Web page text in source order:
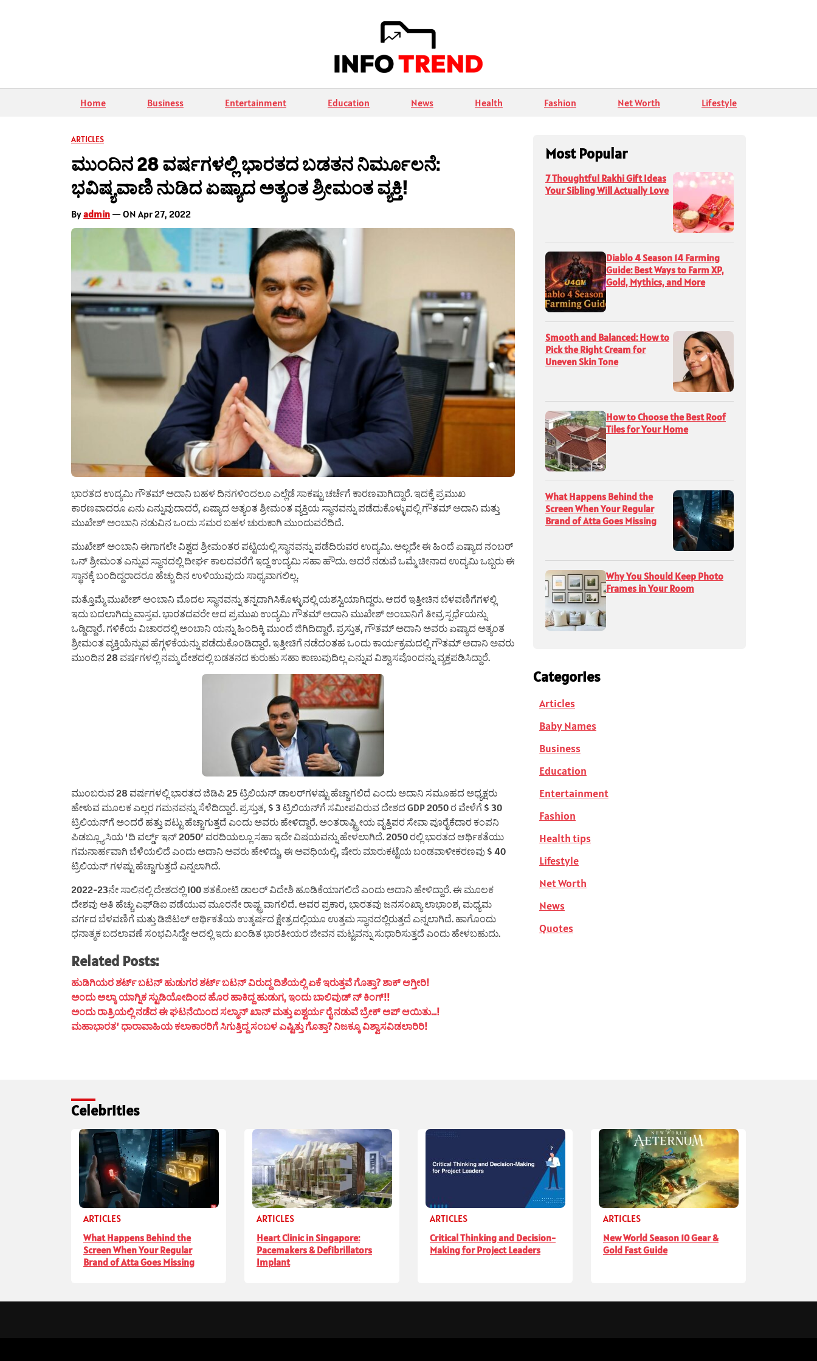
Home Business Entertainment Education News Health Fashion Net Worth Lifestyle
ARTICLES
ಮುಂದಿನ 28 ವರ್ಷಗಳಲ್ಲಿ ಭಾರತದ ಬಡತನ ನಿರ್ಮೂಲನೆ:
ಭವಿಷ್ಯವಾಣಿ ನುಡಿದ ಏಷ್ಯಾದ ಅತ್ಯಂತ ಶ್ರೀಮಂತ ವ್ಯಕ್ತಿ!
Byadmin — ON Apr 27, 2022
ಭಾರತದ ಉದ್ಯಮಿ ಗೌತಮ್ ಅದಾನಿ ಬಹಳ ದಿನಗಳಿಂದಲೂ ಎಲ್ಲೆಡೆ ಸಾಕಷ್ಟು ಚರ್ಚೆಗೆ ಕಾರಣವಾಗಿದ್ದಾರೆ. ಇದಕ್ಕೆ ಪ್ರಮುಖ
ಕಾರಣವಾದರೂ ಏನು ಎನ್ನುವುದಾದರೆ, ಏಷ್ಯಾದ ಅತ್ಯಂತ ಶ್ರೀಮಂತ ವ್ಯಕ್ತಿಯ ಸ್ಥಾನವನ್ನು ಪಡೆದುಕೊಳ್ಳುವಲ್ಲಿ ಗೌತಮ್ ಅದಾನಿ ಮತ್ತು
ಮುಖೇಶ್ ಅಂಬಾನಿ ನಡುವಿನ ಒಂದು ಸಮರ ಬಹಳ ಚುರುಕಾಗಿ ಮುಂದುವರೆದಿದೆ.
ಮುಖೇಶ್ ಅಂಬಾನಿ ಈಗಾಗಲೇ ವಿಶ್ವದ ಶ್ರೀಮಂತರ ಪಟ್ಟಿಯಲ್ಲಿ ಸ್ಥಾನವನ್ನು ಪಡೆದಿರುವರ ಉದ್ಯಮಿ. ಅಲ್ಲದೇ ಈ ಹಿಂದೆ ಏಷ್ಯಾದ ನಂಬರ್
ಒನ್ ಶ್ರೀಮಂತ ಎನ್ನುವ ಸ್ಥಾನದಲ್ಲಿ ದೀರ್ಘ ಕಾಲದವರೆಗೆ ಇದ್ದ ಉದ್ಯಮಿ ಸಹಾ ಹೌದು. ಆದರೆ ನಡುವೆ ಒಮ್ಮೆ‌‌ ಚೀನಾದ ಉದ್ಯಮಿ ಒಬ್ಬರು ಈ
ಸ್ಥಾನಕ್ಕೆ ಬಂದಿದ್ದರಾದರೂ ಹೆಚ್ಚು ದಿನ ಉಳಿಯುವುದು ಸಾಧ್ಯವಾಗಲಿಲ್ಲ.
ಮತ್ತೊಮ್ಮೆ ಮುಖೇಶ್ ಅಂಬಾನಿ ಮೊದಲ ಸ್ಥಾನವನ್ನು ತನ್ನದಾಗಿಸಿಕೊಳ್ಳುವಲ್ಲಿ ಯಶಸ್ವಿಯಾಗಿದ್ದರು. ಆದರೆ ಇತ್ತೀಚಿನ ಬೆಳವಣಿಗೆಗಳಲ್ಲಿ
ಇದು ಬದಲಾಗಿದ್ದು ವಾಸ್ತವ. ಭಾರತದವರೇ ಆದ ಪ್ರಮುಖ ಉದ್ಯಮಿ ಗೌತಮ್ ಅದಾನಿ ಮುಖೇಶ್ ಅಂಬಾನಿಗೆ ತೀವ್ರ ಸ್ಪರ್ಧೆಯನ್ನು
ಒಡ್ಡಿದ್ದಾರೆ. ಗಳಿಕೆಯ ವಿಚಾರದಲ್ಲಿ ಅಂಬಾನಿ ಯನ್ನು ಹಿಂದಿಕ್ಕಿ ಮುಂದೆ ಜಿಗಿದಿದ್ದಾರೆ. ಪ್ರಸ್ತುತ, ಗೌತಮ್ ಅದಾನಿ ಅವರು ಏಷ್ಯಾದ ಅತ್ಯಂತ
ಶ್ರೀಮಂತ ವ್ಯಕ್ತಿಯೆನ್ನುವ ಹೆಗ್ಗಳಿಕೆಯನ್ನು ಪಡೆದುಕೊಂಡಿದ್ದಾರೆ. ಇತ್ತೀಚಿಗೆ ನಡೆದಂತಹ ಒಂದು ಕಾರ್ಯಕ್ರಮದಲ್ಲಿ ಗೌತಮ್ ಅದಾನಿ ಅವರು
ಮುಂದಿನ 28 ವರ್ಷಗಳಲ್ಲಿ ನಮ್ಮ ದೇಶದಲ್ಲಿ ಬಡತನದ ಕುರುಹು ಸಹಾ ಕಾಣುವುದಿಲ್ಲ ಎನ್ನುವ ವಿಶ್ವಾಸವೊಂದನ್ನು ವ್ಯಕ್ತಪಡಿಸಿದ್ದಾರೆ.
ಮುಂಬರುವ 28 ವರ್ಷಗಳಲ್ಲಿ ಭಾರತದ ಜಿಡಿಪಿ 25 ಟ್ರಿಲಿಯನ್ ಡಾಲರ್‌ಗಳಷ್ಟು ಹೆಚ್ಚಾಗಲಿದೆ ಎಂದು ಅದಾನಿ ಸಮೂಹದ ಅಧ್ಯಕ್ಷರು
ಹೇಳುವ ಮೂಲಕ ಎಲ್ಲರ ಗಮನವನ್ನು ಸೆಳೆದಿದ್ದಾರೆ. ಪ್ರಸ್ತುತ, $ 3 ಟ್ರಿಲಿಯನ್‌ಗೆ ಸಮೀಪವಿರುವ ದೇಶದ GDP 2050 ರ ವೇಳೆಗೆ $ 30
ಟ್ರಿಲಿಯನ್‌ಗೆ ಅಂದರೆ ಹತ್ತು ಪಟ್ಟು ಹೆಚ್ಚಾಗುತ್ತದೆ ಎಂದು ಅವರು ಹೇಳಿದ್ದಾರೆ. ಅಂತರಾಷ್ಟ್ರೀಯ ವೃತ್ತಿಪರ ಸೇವಾ ಪೂರೈಕೆದಾರ ಕಂಪನಿ
ಪಿಡಬ್ಲ್ಯೂಸಿಯ ‘ದಿ ವರ್ಲ್ಡ್ ಇನ್ 2050’ ವರದಿಯಲ್ಲೂ ಸಹಾ ಇದೇ ವಿಷಯವನ್ನು ಹೇಳಲಾಗಿದೆ. 2050 ರಲ್ಲಿ ಭಾರತದ ಆರ್ಥಿಕತೆಯು
ಗಮನಾರ್ಹವಾಗಿ ಬೆಳೆಯಲಿದೆ ಎಂದು ಅದಾನಿ ಅವರು ಹೇಳಿದ್ದು, ಈ ಅವಧಿಯಲ್ಲಿ, ಷೇರು ಮಾರುಕಟ್ಟೆಯ ಬಂಡವಾಳೀಕರಣವು $ 40
ಟ್ರಿಲಿಯನ್ ಗಳಷ್ಟು ಹೆಚ್ಚಾಗುತ್ತದೆ ಎನ್ನಲಾಗಿದೆ.
2022-23ನೇ ಸಾಲಿನಲ್ಲಿ ದೇಶದಲ್ಲಿ 100 ಶತಕೋಟಿ ಡಾಲರ್ ವಿದೇಶಿ ಹೂಡಿಕೆಯಾಗಲಿದೆ ಎಂದು ಅದಾನಿ ಹೇಳಿದ್ದಾರೆ. ಈ ಮೂಲಕ
ದೇಶವು ಅತಿ ಹೆಚ್ಚು ಎಫ್‌ಡಿಐ ಪಡೆಯುವ ಮೂರನೇ ರಾಷ್ಟ್ರವಾಗಲಿದೆ. ಅವರ ಪ್ರಕಾರ, ಭಾರತವು ಜನಸಂಖ್ಯಾ ಲಾಭಾಂಶ, ಮಧ್ಯಮ
ವರ್ಗದ ಬೆಳವಣಿಗೆ ಮತ್ತು ಡಿಜಿಟಲ್ ಆರ್ಥಿಕತೆಯ ಉತ್ಕರ್ಷದ ಕ್ಷೇತ್ರದಲ್ಲಿಯೂ ಉತ್ತಮ ಸ್ಥಾನದಲ್ಲಿರುತ್ತದೆ ಎನ್ನಲಾಗಿದೆ. ಹಾಗೊಂದು
ಧನಾತ್ಮಕ ಬದಲಾವಣೆ ಸಂಭವಿಸಿದ್ದೇ ಆದಲ್ಲಿ ಇದು ಖಂಡಿತ ಭಾರತೀಯರ ಜೀವನ ಮಟ್ಟವನ್ನು ಸುಧಾರಿಸುತ್ತದೆ ಎಂದು ಹೇಳಬಹುದು.
Related Posts:
ಹುಡಿಗಿಯರ ಶರ್ಟ್ ಬಟನ್ ಹುಡುಗರ ಶರ್ಟ್ ಬಟನ್ ವಿರುದ್ದ ದಿಶೆಯಲ್ಲಿ ಏಕೆ ಇರುತ್ತವೆ ಗೊತ್ತಾ? ಶಾಕ್ ಆಗ್ತೀರಿ!
ಅಂದು ಅಲ್ಕಾ ಯಾಗ್ನಿಕ ಸ್ಟುಡಿಯೋದಿಂದ ಹೊರ ಹಾಕಿದ್ದ ಹುಡುಗ, ಇಂದು ಬಾಲಿವುಡ್ ನ್ ಕಿಂಗ್!!
ಅಂದು ರಾತ್ರಿಯಲ್ಲಿ ನಡೆದ ಈ ಘಟನೆಯಿಂದ ಸಲ್ಮಾನ್ ಖಾನ್ ಮತ್ತು ಐಶ್ವರ್ಯ ರೈ ನಡುವೆ ಬ್ರೇಕ್ ಅಪ್ ಆಯಿತು…!
ಮಹಾಭಾರತ’ ಧಾರಾವಾಹಿಯ ಕಲಾಕಾರರಿಗೆ ಸಿಗುತ್ತಿದ್ದ ಸಂಬಳ ಎಷ್ಟಿತ್ತು ಗೊತ್ತಾ? ನಿಜಕ್ಕೂ ವಿಶ್ವಾಸವಿಡಲಾರಿರಿ!
Most Popular
7 Thoughtful Rakhi Gift Ideas
Your Sibling Will Actually Love
Diablo 4 Season 14 Farming
Guide: Best Ways to Farm XP,
Gold, Mythics, and More
Smooth and Balanced: How to
Pick the Right Cream for
Uneven Skin Tone
How to Choose the Best Roof
Tiles for Your Home
What Happens Behind the
Screen When Your Regular
Brand of Atta Goes Missing
Why You Should Keep Photo
Frames in Your Room
Categories
Articles
Baby Names
Business
Education
Entertainment
Fashion
Health tips
Lifestyle
Net Worth
News
Quotes
Celebrities
ARTICLES
What Happens Behind the
Screen When Your Regular
Brand of Atta Goes Missing
ARTICLES
Heart Clinic in Singapore:
Pacemakers & Defibrillators
Implant
ARTICLES
Critical Thinking and Decision-
Making for Project Leaders
ARTICLES
New World Season 10 Gear &
Gold Fast Guide